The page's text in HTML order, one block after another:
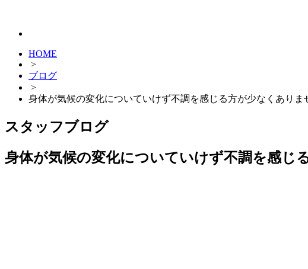
HOME
>
ブログ
>
身体が気候の変化についていけず不調を感じる方が少なくありま
スタッフブログ
身体が気候の変化についていけず不調を感じ